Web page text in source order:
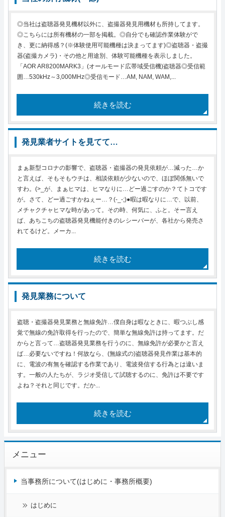
◎当社は盗聴器発見機材以外に、盗撮器発見用機材も所持してます。
◎こちらには所有機材の一部を掲載。◎自分でも確認作業体験がで
き、更に納得感？(※体験使用可能機種は決まってます)◎盗聴器・盗撮
器(盗撮カメラ)・その他と用途別、体験可能機種を表示しました。
「AOR AR8200MARK3」(オールモード広帯域受信機)盗聴器◎受信範
囲…530kHz～3,000MHz◎受信モード…AM, NAM, WAM,...
続きを読む
発見業者サイトを見てて…
まぁ新型コロナの影響で、盗聴器・盗撮器の発見依頼が…減った…か
と言えば、そもそもウチは、相談依頼が少ないので、ほぼ関係無いで
すわ。(>_が、まぁヒマは、ヒマなりに…どー過ごすのか？てトコです
が。さて、どー過ごすかねぇー…？(-_-;)●暇は暇なりに…で、以前、
メチャクチャヒマな時があって。その時、何気に、ふと。そー言え
ば、あちこちの盗聴器発見機能付きのレシーバーが、各社から発売さ
れてるけど。メーカ...
続きを読む
発見業務について
盗聴・盗撮器発見業務と無線免許…僕自身は暇なときに、暇つぶし感
覚で無線の免許取得を行ったので、簡単な無線免許は持ってます。だ
からと言って…盗聴器発見業務を行うのに、無線免許が必要かと言え
ば…必要ないですね！何故なら、(無線式の)盗聴器発見作業は基本的
に、電波の有無を確認する作業であり、電波発信する行為とは違いま
す。一般の人たちが、ラジオ受信して試聴するのに、免許は不要です
よね？それと同じです。だか...
続きを読む
メニュー
当事務所について(はじめに・事務所概要)
はじめに